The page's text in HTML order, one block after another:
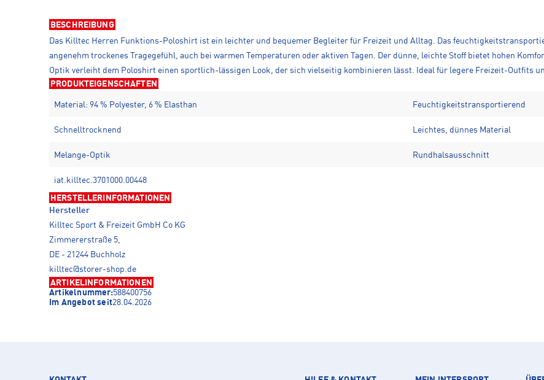
BESCHREIBUNG
Das Killtec Herren Funktions-Poloshirt ist ein leichter und bequemer Begleiter für Freizeit und Alltag. Das
angenehm trockenes Tragegefühl, auch bei warmen Temperaturen oder aktiven Tagen. Der dünne, leichte Stoff bietet hohen
Optik verleiht dem Poloshirt einen sportlich-lässigen Look, der sich vielseitig kombinieren lässt. Ideal für legere Freizeit-Outfits
PRODUKTEIGENSCHAFTEN
Material: 94 % Polyester, 6 % Elasthan Feuchtigkeitstransportierend
Schnelltrocknend Leichtes, dünnes Material
Melange-Optik Rundhalsausschnitt
iat.killtec.3701000.00448
HERSTELLERINFORMATIONEN
Hersteller
Killtec Sport & Freizeit GmbH Co KG
Zimmererstraße 5,
DE - 21244 Buchholz
killtec@storer-shop.de
ARTIKELINFORMATIONEN
Artikelnummer:588400756
Im Angebot seit28.04.2026